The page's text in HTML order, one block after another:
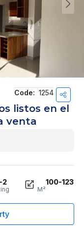
Code: 1254
listos en el
venta
2 100-123
M²